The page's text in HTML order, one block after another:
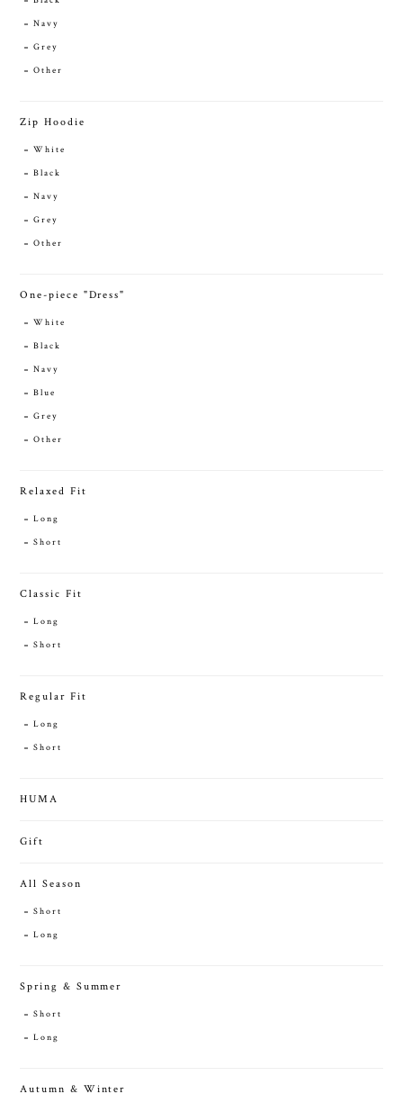
Navy
Grey
Other
Zip Hoodie
White
Black
Navy
Grey
Other
One-piece "Dress"
White
Black
Navy
Blue
Grey
Other
Relaxed Fit
Long
Short
Classic Fit
Long
Short
Regular Fit
Long
Short
HUMA
Gift
All Season
Short
Long
Spring & Summer
Short
Long
Autumn & Winter